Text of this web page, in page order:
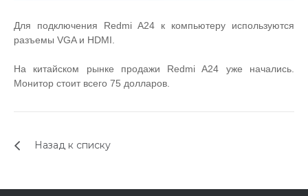
Остались вопросы?
Для подключения Redmi A24 к компьютеру используются
разъемы VGA и HDMI.
На китайском рынке продажи Redmi A24 уже начались.
Монитор стоит всего 75 долларов.
Назад к списку